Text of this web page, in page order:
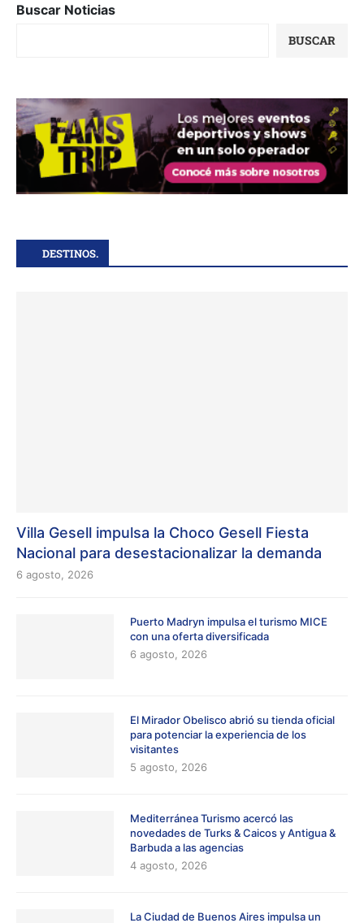
Buscar Noticias
BUSCAR
DESTINOS.
Villa Gesell impulsa la Choco Gesell Fiesta
Nacional para desestacionalizar la demanda
6 agosto, 2026
Puerto Madryn impulsa el turismo MICE
con una oferta diversificada
6 agosto, 2026
El Mirador Obelisco abrió su tienda oficial
para potenciar la experiencia de los
visitantes
5 agosto, 2026
Mediterránea Turismo acercó las
novedades de Turks & Caicos y Antigua &
Barbuda a las agencias
4 agosto, 2026
La Ciudad de Buenos Aires impulsa un